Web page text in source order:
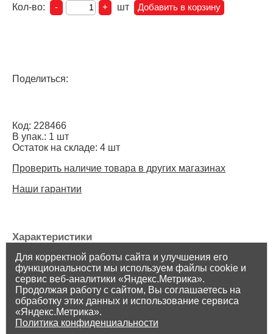
Кол-во: шт
Поделиться:
Код: 228466
В упак.: 1 шт
Остаток на складе: 4 шт
Проверить наличие товара в других магазинах
Наши гарантии
Характеристики
Торговая марка: Волна
Страна производителя: РОССИЯ
Для корректной работы сайта и улучшения его
функциональности мы используем файлы cookie и
сервис веб-аналитики «Яндекс.Метрика».
Продолжая работу с сайтом, Вы соглашаетесь на
обработку этих данных и использование сервиса
«Яндекс.Метрика».
Политика конфиденциальности